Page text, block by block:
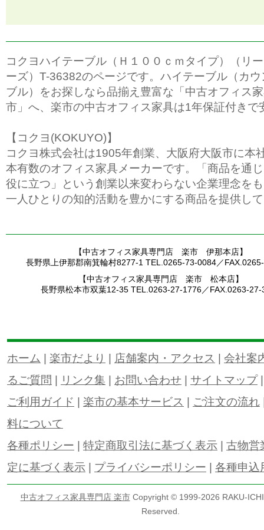
コクヨハイテーブル（Ｈ１００ｃｍタイプ）（リ
ーズ）T-36382のページです。ハイテーブル（カ
ブル）をお探しなら品揃え豊富な「中古オフィス
市」へ、楽市の中古オフィス家具は1年保証付きで
【コクヨ(KOKUYO)】
コクヨ株式会社は1905年創業、大阪府大阪市に本
本有数のオフィス家具メーカーです。「商品を通
役に立つ」という創業以来変わらない企業理念を
一人ひとりの知的活動を豊かにする商品を提供し
【中古オフィス家具専門店 楽市 伊那本店】
長野県上伊那郡南箕輪村8277-1 TEL.0265-73-0084／
【中古オフィス家具専門店 楽市 松本店】
長野県松本市双葉12-35 TEL.0263-27-1776／FAX.0263-27-
ホーム 楽市だより 店舗案内・アクセス
会社案
るご質問
リンク集 お問い合わせ サイトマップ
ご利用ガイド
楽市の基本サービス ご注文の流れ
料について
各種ポリシー
特定商取引法に基づく表示
古物営
定に基づく表示
プライバシーポリシー 各種申込
中古オフィス家具専門店 楽市Copyright © 1999-2026 RAKU-
Reserved.